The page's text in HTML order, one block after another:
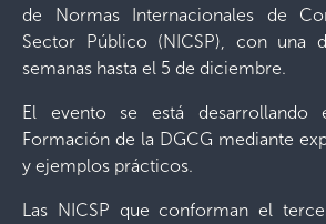
de Normas Internacionales de
Sector Público (NICSP), con una
semanas hasta el 5 de diciembre.
El evento se está
Formación de la DGCG mediante
y ejemplos prácticos.
Las NICSP que conforman el